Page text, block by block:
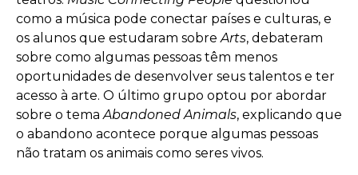
como a música pode conectar países e culturas, e
os alunos que estudaram sobreArts, debateram
sobre como algumas pessoas têm menos
oportunidades de desenvolver seus talentos e ter
acesso à arte. O último grupo optou por abordar
sobre o temaAbandoned Animals, explicando que
o abandono acontece porque algumas pessoas
não tratam os animais como seres vivos.